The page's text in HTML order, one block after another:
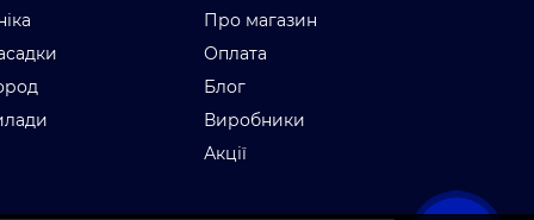
Про магазин
Оплата
Блог
Виробники
Акції